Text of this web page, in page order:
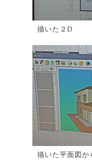
描いた２D
描いた平面図か